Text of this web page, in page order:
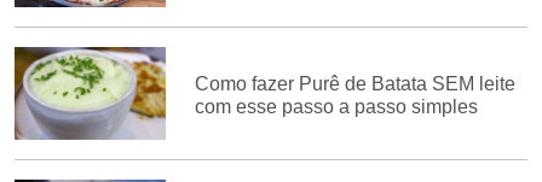
Como fazer Purê de Batata SEM leite
com esse passo a passo simples